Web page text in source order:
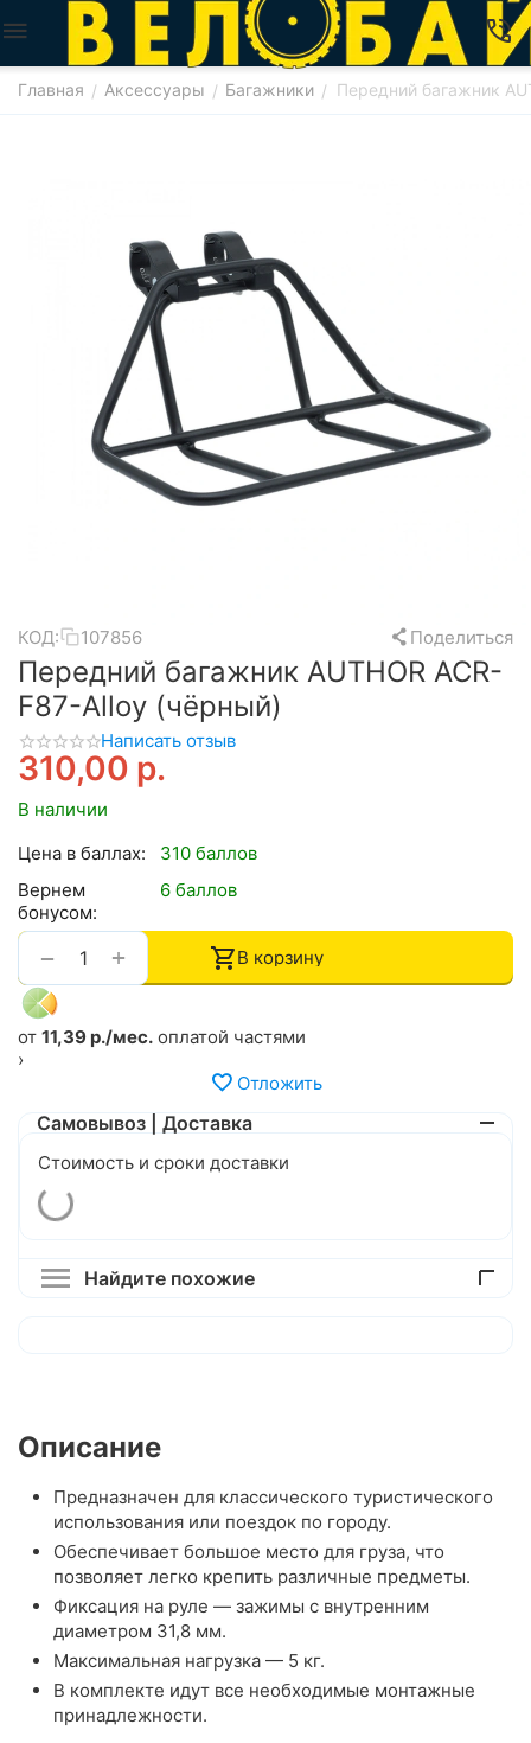
Главная / Аксессуары / Багажники / Передний багажник
КОД: 107856 Поделиться
Передний багажник AUTHOR ACR-
F87-Alloy (чёрный)
Написать отзыв
310,00 р.
В наличии
Цена в баллах:
310 баллов
Вернем
бонусом:
6 баллов
+
− В корзину
от 11,39 р./мес. оплатой частями
›
Отложить
Самовывоз | Доставка
Стоимость и сроки доставки
Найдите похожие
Описание
Предназначен для классического туристического
использования или поездок по городу.
Обеспечивает большое место для груза, что
позволяет легко крепить различные предметы.
Фиксация на руле — зажимы с внутренним
диаметром 31,8 мм.
Максимальная нагрузка — 5 кг.
В комплекте идут все необходимые монтажные
принадлежности.